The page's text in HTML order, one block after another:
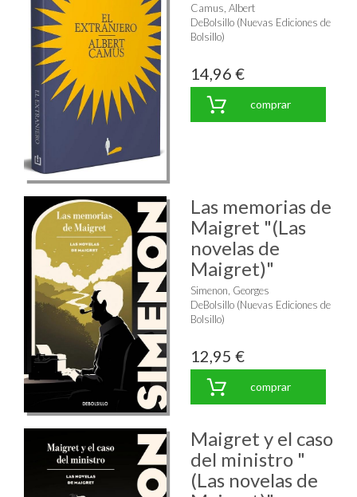
Camus, Albert
DeBolsillo (Nuevas Ediciones de
Bolsillo)
14,96 €
comprar
Las memorias de
Maigret "(Las
novelas de
Maigret)"
Simenon, Georges
DeBolsillo (Nuevas Ediciones de
Bolsillo)
12,95 €
comprar
Maigret y el caso
del ministro "
(Las novelas de